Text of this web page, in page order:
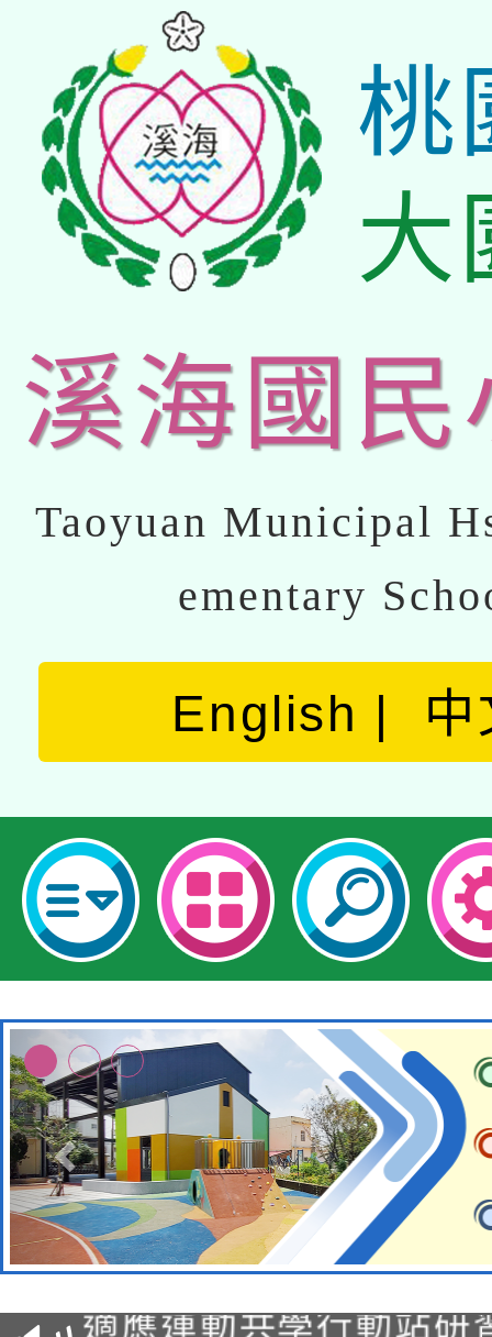
桃
大
溪海國民
Taoyuan Municipal
ementary
English 中
本校115學年度第2次
招甄選結果公告(無人
適應運動共學行動站研